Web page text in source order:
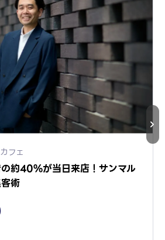
フェ
約40%が当日来店！サンマル
術